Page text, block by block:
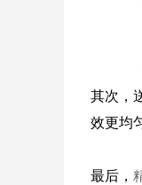
其次，
效更均
最后，